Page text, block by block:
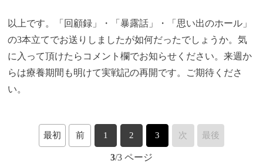
以上です。「回顧録」・「暴露話」・「思い出のホール」
の3本立てでお送りしましたが如何だったでしょうか。気
に入って頂けたらコメント欄でお知らせください。来週か
らは療養期間も明けて実戦記の再開です。ご期待くださ
い。
最初 前 1 2 3 次 最後
3/3 ページ